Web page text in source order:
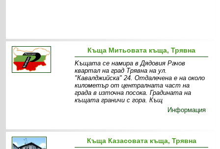
Къща Митьовата къща, Трявна
Kъщата се намира в Дядовия Рачов
квартал на град Трявна на ул.
"Кавалджийска" 24. Отдалечена е на около
километър от централната част на
града в източна посока. Градината на
къщата граничи с гора. Къщ
Информация
Къща Казасовата къща, Трявна